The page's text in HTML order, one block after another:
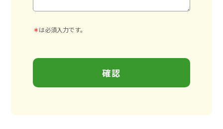
＊は必須入力です。